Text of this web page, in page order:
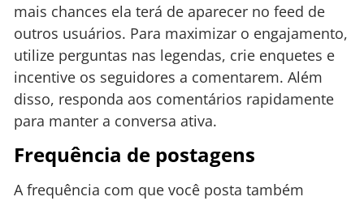
mais chances ela terá de aparecer no feed de
outros usuários. Para maximizar o engajamento,
utilize perguntas nas legendas, crie enquetes e
incentive os seguidores a comentarem. Além
disso, responda aos comentários rapidamente
para manter a conversa ativa.
Frequência de postagens
A frequência com que você posta também